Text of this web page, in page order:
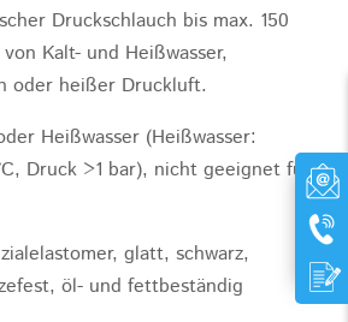
Druckschlauch bis max. 150
Kalt- und Heißwasser,
oder heißer Druckluft.
Heißwasser (Heißwasser:
Druck >1 bar), nicht geeignet für
glatt, schwarz,
öl- und fettbeständig